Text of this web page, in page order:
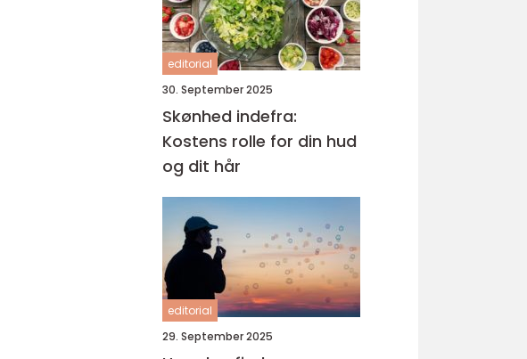
editorial
30. September 2025
Skønhed indefra:
Kostens rolle for din hud
og dit hår
editorial
29. September 2025